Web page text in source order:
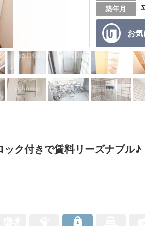
お
築年月
ク付きで賃料リーズナブル♪